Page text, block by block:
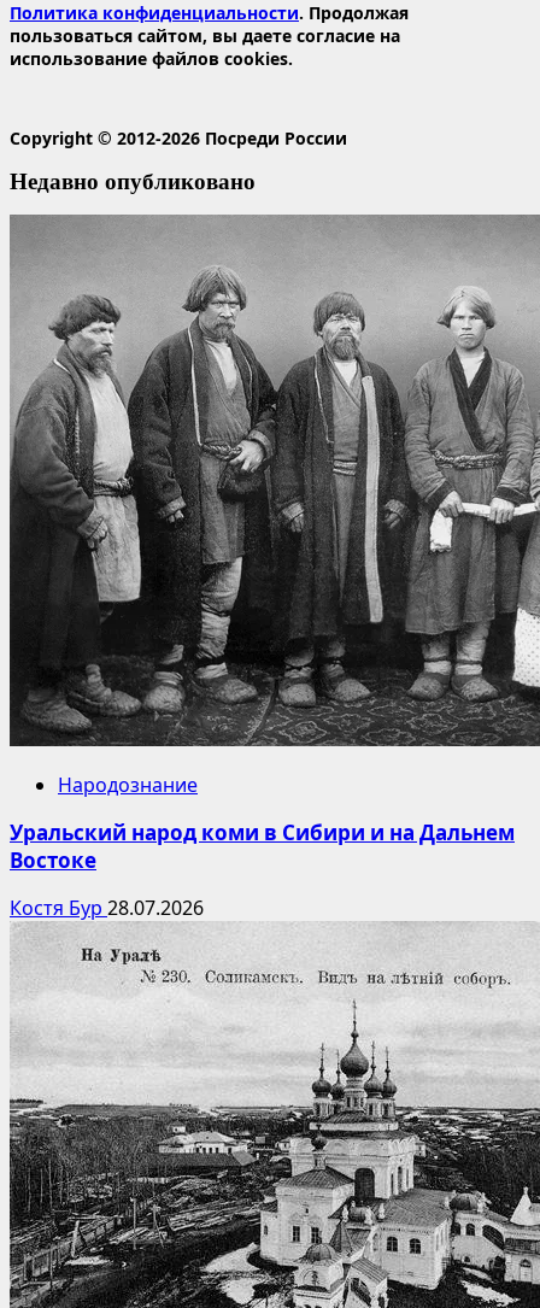
Политика конфиденциальности. Продолжая
пользоваться сайтом, вы даете согласие на
использование файлов cookies.
Copyright © 2012-2026 Посреди России
Недавно опубликовано
Народознание
Уральский народ коми в Сибири и на Дальнем
Востоке
Костя Бур 28.07.2026